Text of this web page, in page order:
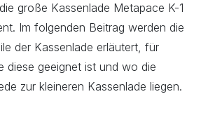
große Kassenlade Metapace K-1
Im folgenden Beitrag werden die
der Kassenlade erläutert, für
diese geeignet ist und wo die
zur kleineren Kassenlade liegen.